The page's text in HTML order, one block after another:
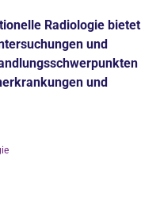
Radiologie bietet
und
und